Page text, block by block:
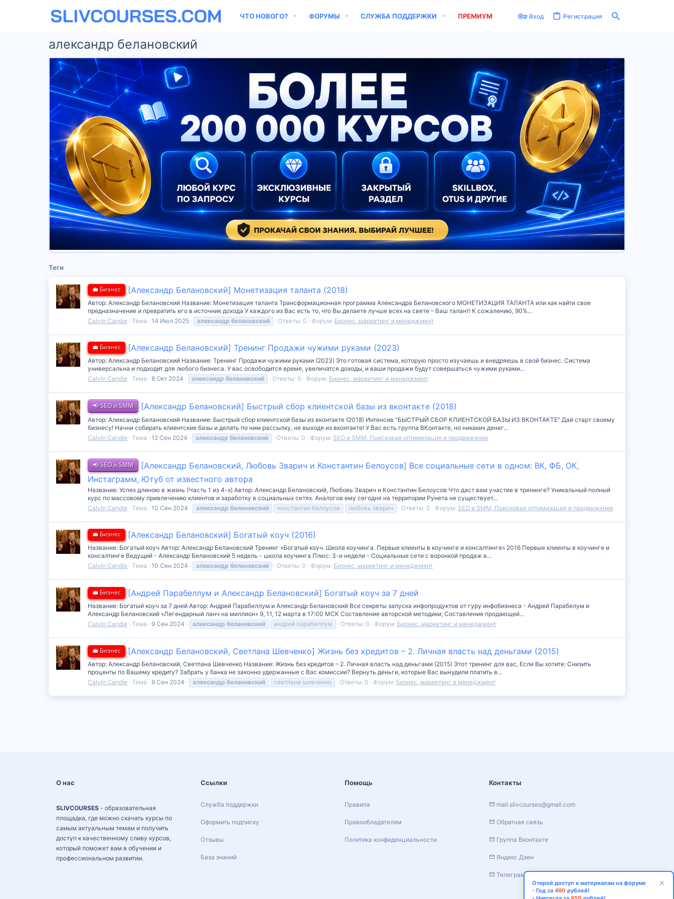
ЧТО НОВОГО? ФОРУМЫ СЛУЖБА ПОДДЕРЖКИ ПРЕМИУМ Вход Регистрация
александр белановский
Теги
💼 Бизнес [Александр Белановский] Монетизация таланта (2018)
Автор: Александр Белановский Название: Монетизация таланта Трансформационная программа Александра Белановского МОНЕТИЗАЦИЯ ТАЛАНТА или как найти свое
предназначение и превратить его в источник дохода У каждого из Вас есть то, что Вы делаете лучше всех на свете – Ваш талант! К сожалению, 90%...
Calvin Candie Тема 14 Июл 2025 александр белановский Ответы: 0 Форум: Бизнес, маркетинг и менеджмент
💼 Бизнес [Александр Белановский] Тренинг Продажи чужими руками (2023)
Автор: Александр Белановский Название: Тренинг Продажи чужими руками (2023) Это готовая система, которую просто изучаешь и внедряешь в свой бизнес. Система
универсальна и подходит для любого бизнеса. У вас освободится время, увеличатся доходы, и ваши продажи будут совершаться чужими руками...
Calvin Candie Тема 8 Окт 2024 александр белановский Ответы: 0 Форум: Бизнес, маркетинг и менеджмент
📢 SEO и SMM [Александр Белановский] Быстрый сбор клиентской базы из вконтакте (2018)
Автор: Александр Белановский Название: Быстрый сбор клиентской базы из вконтакте (2018) Интенсив "БЫСТРЫЙ СБОР КЛИЕНТСКОЙ БАЗЫ ИЗ ВКОНТАКТЕ" Дай старт своему
бизнесу! Начни собирать клиентские базы и делать по ним рассылку, не выходя из вконтакте! У Вас есть группа ВКонтакте, но никаких денег...
Calvin Candie Тема 12 Сен 2024 александр белановский Ответы: 0 Форум: SEO и SMM, Поисковая оптимизация и продвижение
📢 SEO и SMM
[Александр Белановский, Любовь Зварич и Константин Белоусов] Все социальные сети в одном: ВК, ФБ, ОК,
Инстаграмм, Ютуб от известного автора
Название: Успех длиною в жизнь (Часть 1 из 4-х) Автор: Александр Белановский, Любовь Зварич и Константин Белоусов Что даст вам участие в тренинге? Уникальный полный
курс по массовому привлечению клиентов и заработку в социальных сетях. Аналогов ему сегодня на территории Рунета не существует...
Calvin Candie Тема 10 Сен 2024 александр белановский константин белоусов любовь зварич Ответы: 0 Форум: SEO и SMM, Поисковая оптимизация и продвижение
💼 Бизнес [Александр Белановский] Бoгaтый кoуч (2016)
Название: Бoгaтый кoуч Автор: Александр Белановский Тренинг «Богатый коуч. Школа коучинга. Первые клиенты в коучинге и консалтинге» 2016 Первые клиенты в коучинге и
консалтинге Ведущий - Александр Белановский 5 недель - школа коучинга Плюс: 3-и недели - Социальные сети с воронкой продаж в...
Calvin Candie Тема 10 Сен 2024 александр белановский Ответы: 0 Форум: Бизнес, маркетинг и менеджмент
💼 Бизнес [Андрей Парабеллум и Александр Белановский] Богатый коуч за 7 дней
Название: Богатый коуч за 7 дней Автор: Андрей Парабеллум и Александр Белановский Все секреты запуска инфопродуктов от гуру инфобизнеса - Андрей Парабелум и
Александр Белановский «Легендарный ланч на миллион» 9, 11, 12 марта в 17:00 МСК Составление авторской методики; Составление продающей...
Calvin Candie Тема 9 Сен 2024 александр белановский андрей парабеллум Ответы: 0 Форум: Бизнес, маркетинг и менеджмент
💼 Бизнес [Александр Белановский, Светлана Шевченко] Жизнь без кредитов – 2. Личная власть над деньгами (2015)
Автор: Александр Белановский, Светлана Шевченко Название: Жизнь без кредитов – 2. Личная власть над деньгами (2015) Этот тренинг для вас, Если Вы хотите: Снизить
проценты по Вашему кредиту? Забрать у банка не законно удержанные с Вас комиссии? Вернуть деньги, которые Вас вынудили платить в...
Calvin Candie Тема 9 Сен 2024 александр белановский светлана шевченко Ответы: 0 Форум: Бизнес, маркетинг и менеджмент
О нас
SLIVCOURSES - образовательная
площадка, где можно скачать курсы по
самым актуальным темам и получить
доступ к качественному сливу курсов,
который поможет вам в обучении и
профессиональном развитии.
Ссылки
Служба поддержки
Оформить подписку
Отзывы
База знаний
Помощь
Правила
Правообладателям
Политика конфиденциальности
Контакты
mail.slivcourses@gmail.com
Обратная связь
Группа Вконтакте
Яндекс Дзен
Телеграм канал
Открой доступ к материалам на форуме
- Год за 490 рублей!